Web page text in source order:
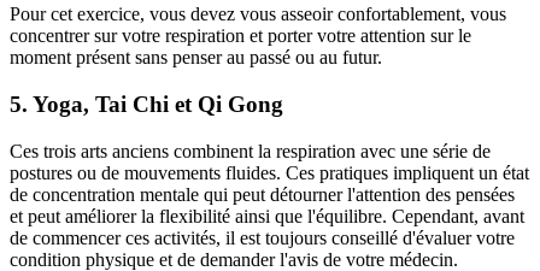
Pour cet exercice, vous devez vous asseoir confortablement, vous
concentrer sur votre respiration et porter votre attention sur le
moment présent sans penser au passé ou au futur.
5. Yoga, Tai Chi et Qi Gong
Ces trois arts anciens combinent la respiration avec une série de
postures ou de mouvements fluides. Ces pratiques impliquent un état
de concentration mentale qui peut détourner l'attention des pensées
et peut améliorer la flexibilité ainsi que l'équilibre. Cependant, avant
de commencer ces activités, il est toujours conseillé d'évaluer votre
condition physique et de demander l'avis de votre médecin.